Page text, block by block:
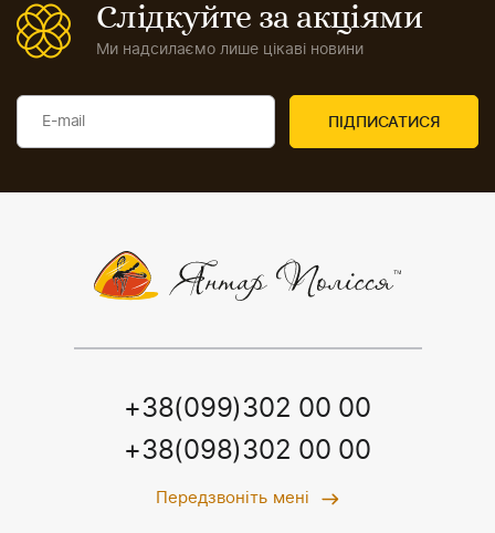
Слідкуйте за акціями
Ми надсилаємо лише цікаві новини
+38(099)302 00 00
+38(098)302 00 00
Передзвоніть мені